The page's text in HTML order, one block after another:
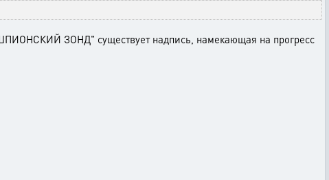
ЗОНД" существует надпись, намекающая на прогресс